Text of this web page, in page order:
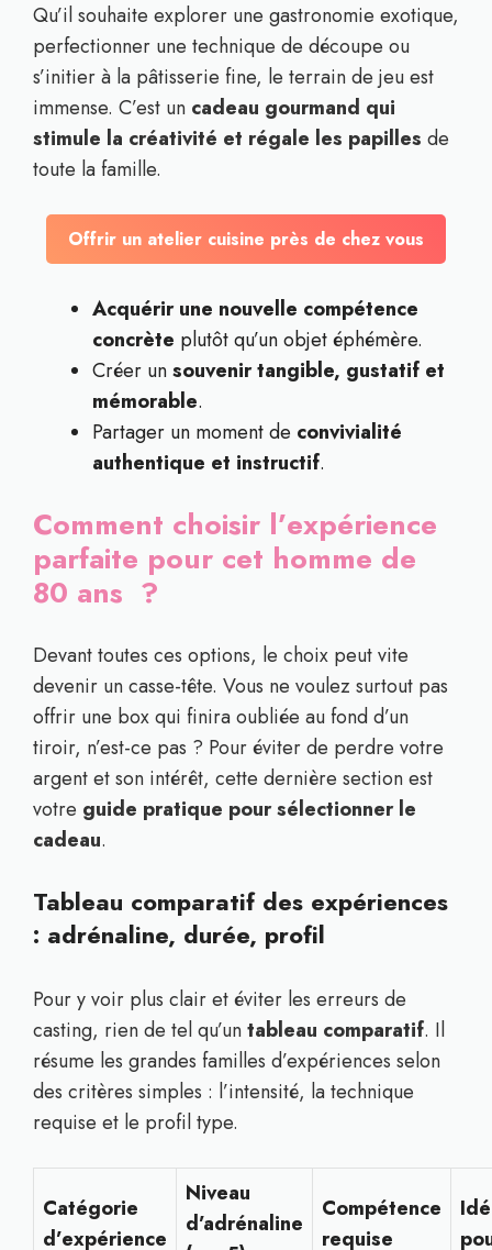
Qu’il souhaite explorer une gastronomie exotique,
perfectionner une technique de découpe ou
s’initier à la pâtisserie fine, le terrain de jeu est
immense. C’est un cadeau gourmand qui
stimule la créativité et régale les papilles de
toute la famille.
Offrir un atelier cuisine près de chez vous
Acquérir une nouvelle compétence
concrète plutôt qu’un objet éphémère.
Créer unsouvenir tangible, gustatif et
mémorable.
Partager un moment de convivialité
authentique et instructif.
Comment choisir l’expérience
parfaite pour cet homme de
80 ans ?
Devant toutes ces options, le choix peut vite
devenir un casse-tête. Vous ne voulez surtout pas
offrir une box qui finira oubliée au fond d’un
tiroir, n’est-ce pas ? Pour éviter de perdre votre
argent et son intérêt, cette dernière section est
votre guide pratique pour sélectionner le
cadeau.
Tableau comparatif des expériences
: adrénaline, durée, profil
Pour y voir plus clair et éviter les erreurs de
casting, rien de tel qu’untableau comparatif. Il
résume les grandes familles d’expériences selon
des critères simples : l’intensité, la technique
requise et le profil type.
Catégorie
d’expérience
Niveau
d’adrénaline
Compétence
requise